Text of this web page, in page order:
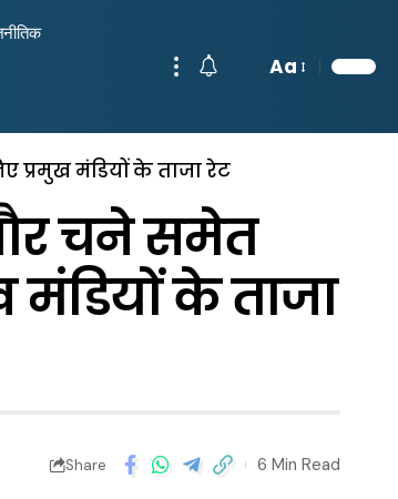
Aa
प्रमुख मंडियों के ताजा रेट
चने समेत
मंडियों के ताजा
Share 6 Min Read